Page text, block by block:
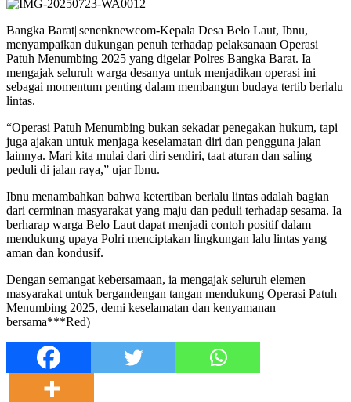
Bangka Barat||senenknewcom-Kepala Desa Belo Laut, Ibnu,
menyampaikan dukungan penuh terhadap pelaksanaan Operasi
Patuh Menumbing 2025 yang digelar Polres Bangka Barat. Ia
mengajak seluruh warga desanya untuk menjadikan operasi ini
sebagai momentum penting dalam membangun budaya tertib berlalu
lintas.
“Operasi Patuh Menumbing bukan sekadar penegakan hukum, tapi
juga ajakan untuk menjaga keselamatan diri dan pengguna jalan
lainnya. Mari kita mulai dari diri sendiri, taat aturan dan saling
peduli di jalan raya,” ujar Ibnu.
Ibnu menambahkan bahwa ketertiban berlalu lintas adalah bagian
dari cerminan masyarakat yang maju dan peduli terhadap sesama. Ia
berharap warga Belo Laut dapat menjadi contoh positif dalam
mendukung upaya Polri menciptakan lingkungan lalu lintas yang
aman dan kondusif.
Dengan semangat kebersamaan, ia mengajak seluruh elemen
masyarakat untuk bergandengan tangan mendukung Operasi Patuh
Menumbing 2025, demi keselamatan dan kenyamanan
bersama***Red)